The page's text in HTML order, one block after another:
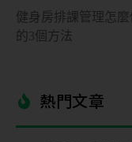
健身房排課管理怎
的3個方法
熱門文章​